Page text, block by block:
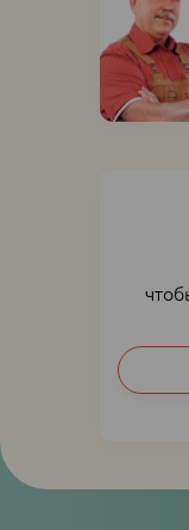
Social
links